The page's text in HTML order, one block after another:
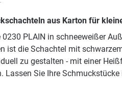
aus Karton für
PLAIN in schneeweißer
ist die Schachtel mit
zu gestalten - mit einer
Sie Ihre